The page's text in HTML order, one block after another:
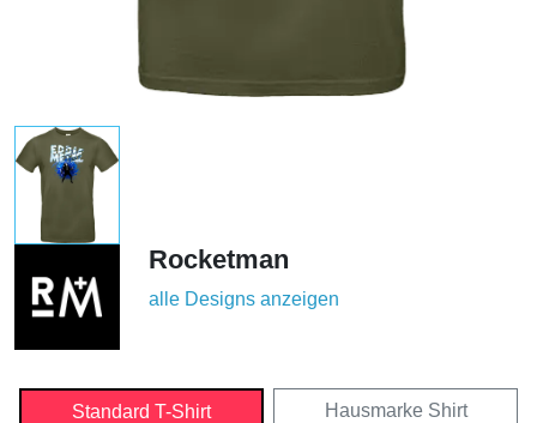
Rocketman
alle Designs anzeigen
Standard T-Shirt Hausmarke Shirt